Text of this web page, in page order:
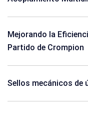
Mejorando la
Partido de Crompion
Sellos mecánicos de